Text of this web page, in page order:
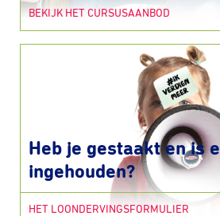
BEKIJK HET CURSUSAANBOD
Heb je gestaakt en is
ingehouden?
HET LOONDERVINGSFORMULIER